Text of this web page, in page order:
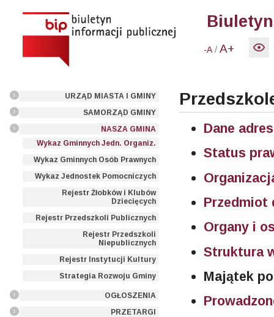
-A /A+
URZĄD MIASTA I GMINY
SAMORZĄD GMINY
NASZA GMINA
Wykaz Gminnych Jedn. Organiz.
Wykaz Gminnych Osób Prawnych
Wykaz Jednostek Pomocniczych
Rejestr Żłobków i Klubów
Dziecięcych
Rejestr Przedszkoli Publicznych
Rejestr Przedszkoli
Niepublicznych
Rejestr Instytucji Kultury
Strategia Rozwoju Gminy
OGŁOSZENIA
PRZETARGI
Dane
Status
Przedmiot
Organy i
Struktura
Majątek